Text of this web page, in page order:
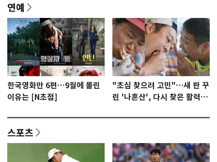
연예
한국영화만 6편…9월에 몰린
이유는 [N초점]
"초심 찾으려 고민"…새 판 꾸
린 '나혼산', 다시 찾은 활력
스포츠